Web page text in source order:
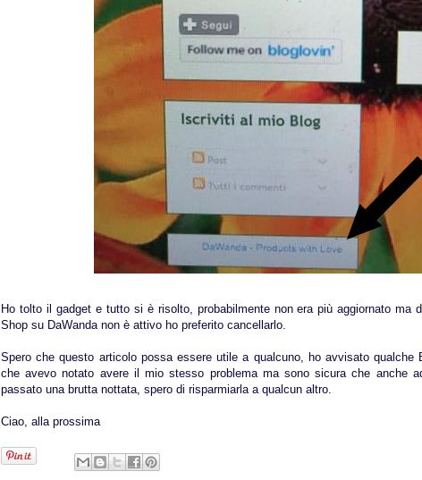
Ho tolto il gadget e tutto si è risolto, probabilmente non era più aggiornato ma
Shop su DaWanda non è attivo ho preferito cancellarlo.
Spero che questo articolo possa essere utile a qualcuno, ho avvisato qualche
che avevo notato avere il mio stesso problema ma sono sicura che anche
passato una brutta nottata, spero di risparmiarla a qualcun altro.
Ciao, alla prossima